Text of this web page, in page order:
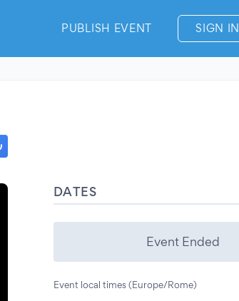
PUBLISH EVENT SIGN IN
DATES
Event Ended
Event local times (Europe/Rome)